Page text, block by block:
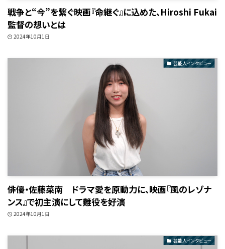
戦争と“今”を繋ぐ映画『命継ぐ』に込めた、Hiroshi Fukai
監督の想いとは
2024年10月1日
芸能人インタビュー
俳優・佐藤菜南 ドラマ愛を原動力に、映画『風のレゾナ
ンス』で初主演にして難役を好演
2024年10月1日
芸能人インタビュー